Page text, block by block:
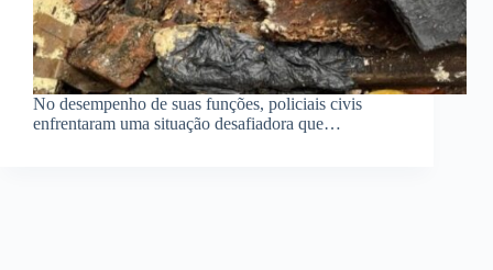
No desempenho de suas funções, policiais civis
enfrentaram uma situação desafiadora que…